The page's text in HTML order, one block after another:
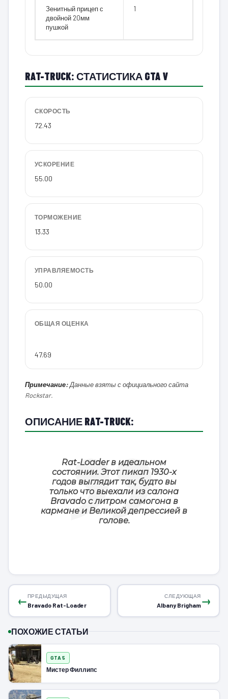
Зенитный прицеп с
двойной 20мм
пушкой
1
RAT-TRUCK: СТАТИСТИКА GTA V
СКОРОСТЬ
72.43
УСКОРЕНИЕ
55.00
ТОРМОЖЕНИЕ
13.33
УПРАВЛЯЕМОСТЬ
50.00
ОБЩАЯ ОЦЕНКА
47.69
Примечание:Данные взяты с официального сайта
Rockstar.
ОПИСАНИЕ RAT-TRUCK:
Rat-Loader в идеальном
состоянии. Этот пикап 1930-х
годов выглядит так, будто вы
только что выехали из салона
Bravado с литром самогона в
кармане и Великой депрессией в
голове.
←ПРЕДЫДУЩАЯ
Bravado Rat-Loader →
СЛЕДУЮЩАЯ
Albany Brigham
ПОХОЖИЕ СТАТЬИ
GTA 5
Мистер Филлипс